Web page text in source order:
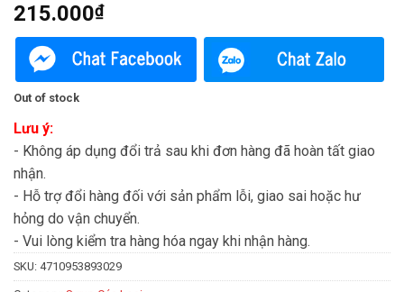
215.000₫
Out of stock
Lưu ý:
- Không áp dụng đổi trả sau khi đơn hàng đã hoàn tất giao
nhận.
- Hỗ trợ đổi hàng đối với sản phẩm lỗi, giao sai hoặc hư
hỏng do vận chuyển.
- Vui lòng kiểm tra hàng hóa ngay khi nhận hàng.
SKU: 4710953893029